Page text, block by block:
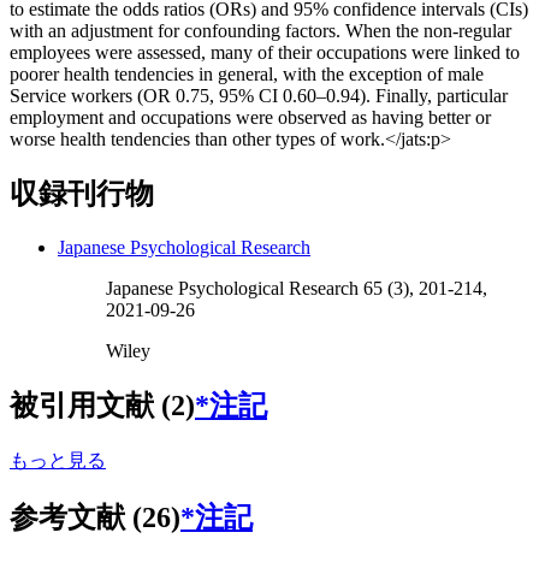
to estimate the odds ratios (ORs) and 95% confidence intervals (CIs)
with an adjustment for confounding factors. When the non‐regular
employees were assessed, many of their occupations were linked to
poorer health tendencies in general, with the exception of male
Service workers (OR 0.75, 95% CI 0.60–0.94). Finally, particular
employment and occupations were observed as having better or
worse health tendencies than other types of work.</jats:p>
収録刊行物
Japanese Psychological Research
Japanese Psychological Research 65 (3), 201-214,
2021-09-26
Wiley
被引用文献 (2)*注記
もっと見る
参考文献 (26)*注記